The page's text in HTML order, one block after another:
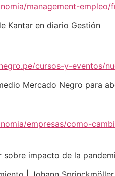
management-
Kantar en diario Gestión
cursos-y-eventos/
Mercado Negro para
empresas/como-
impacto de la